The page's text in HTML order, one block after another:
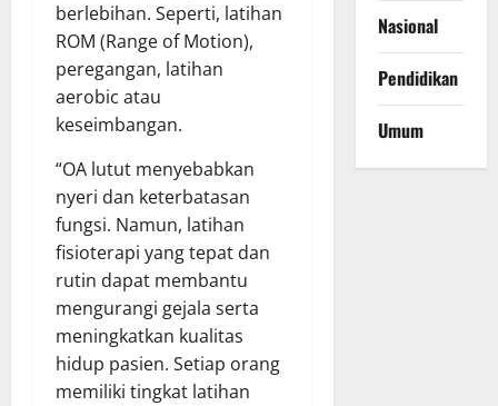
berlebihan. Seperti, latihan
ROM (Range of Motion),
peregangan, latihan
aerobic atau
keseimbangan.
“OA lutut menyebabkan
nyeri dan keterbatasan
fungsi. Namun, latihan
fisioterapi yang tepat dan
rutin dapat membantu
mengurangi gejala serta
meningkatkan kualitas
hidup pasien. Setiap orang
memiliki tingkat latihan
Nasional
Pendidikan
Umum